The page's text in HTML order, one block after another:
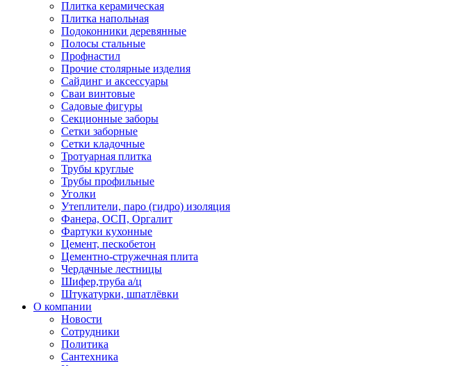
Плитка керамическая
Плитка напольная
Подоконники деревянные
Полосы стальные
Профнастил
Прочие столярные изделия
Сайдинг и аксессуары
Сваи винтовые
Садовые фигуры
Секционные заборы
Сетки заборные
Сетки кладочные
Тротуарная плитка
Трубы круглые
Трубы профильные
Уголки
Утеплители, паро (гидро) изоляция
Фанера, ОСП, Оргалит
Фартуки кухонные
Цемент, пескобетон
Цементно-стружечная плита
Чердачные лестницы
Шифер,труба а/ц
Штукатурки, шпатлёвки
О компании
Новости
Сотрудники
Политика
Сантехника